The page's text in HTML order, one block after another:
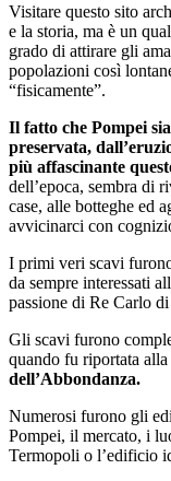
Visitare questo sito
e la storia, ma è un
grado di attirare gli
popolazioni così
“fisicamente”.
Il fatto che Pompei
preservata,
più affascinante
dell’epoca, sembra di
case, alle botteghe ed
avvicinarci con
I primi veri scavi
da sempre interessati
passione di Re Carlo
Gli scavi furono
quando fu riportata alla
dell’Abbondanza.
Numerosi furono gli
Pompei, il mercato, i
Termopoli o l’edificio